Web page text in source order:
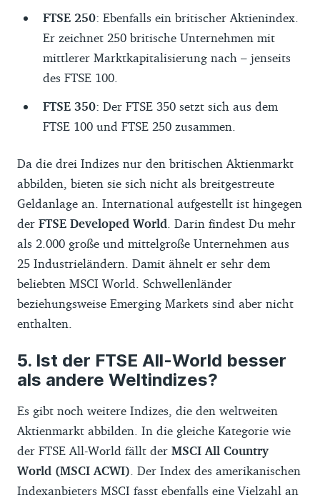
FTSE 250: Ebenfalls ein britischer Aktienindex.
Er zeichnet 250 britische Unternehmen mit
mittlerer Marktkapitalisierung nach – jenseits
des FTSE 100.
FTSE 350: Der FTSE 350 setzt sich aus dem
FTSE 100 und FTSE 250 zusammen.
Da die drei Indizes nur den britischen Aktienmarkt
abbilden, bieten sie sich nicht als breitgestreute
Geldanlage an. International aufgestellt ist hingegen
der FTSE Developed World . Darin findest Du mehr
als 2.000 große und mittelgroße Unternehmen aus
25 Industrieländern. Damit ähnelt er sehr dem
beliebten MSCI World. Schwellenländer
beziehungsweise Emerging Markets sind aber nicht
enthalten.
Ist der FTSE All-World besser
als andere Weltindizes?
Es gibt noch weitere Indizes, die den weltweiten
Aktienmarkt abbilden. In die gleiche Kategorie wie
der FTSE All-World fällt der MSCI All Country
World (MSCI ACWI) . Der Index des amerikanischen
Indexanbieters MSCI fasst ebenfalls eine Vielzahl an